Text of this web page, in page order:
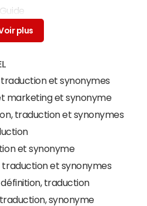
> Guide
et synonymes
marketing et synonyme
traduction et synonymes
et synonyme
traduction et synonymes
traduction
synonyme